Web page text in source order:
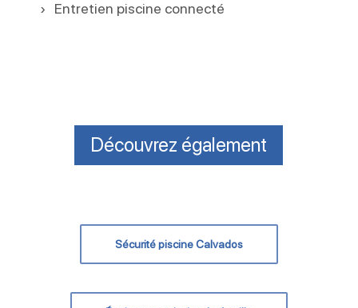
Entretien piscine connecté
Découvrez également
Sécurité piscine Calvados